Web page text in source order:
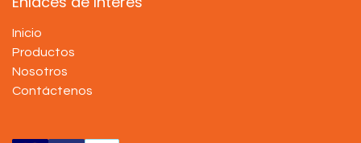
Inicio
Productos
Nosotros
Contáctenos